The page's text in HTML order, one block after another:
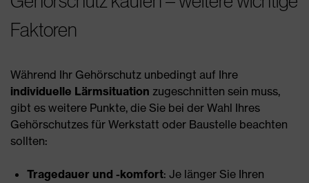
Faktoren
Während Ihr Gehörschutz unbedingt auf Ihre
individuelle Lärmsituation zugeschnitten sein muss,
gibt es weitere Punkte, die Sie bei der Wahl Ihres
Gehörschutzes für Werkstatt oder Baustelle beachten
sollten:
Tragedauer und -komfort: Je länger Sie Ihren